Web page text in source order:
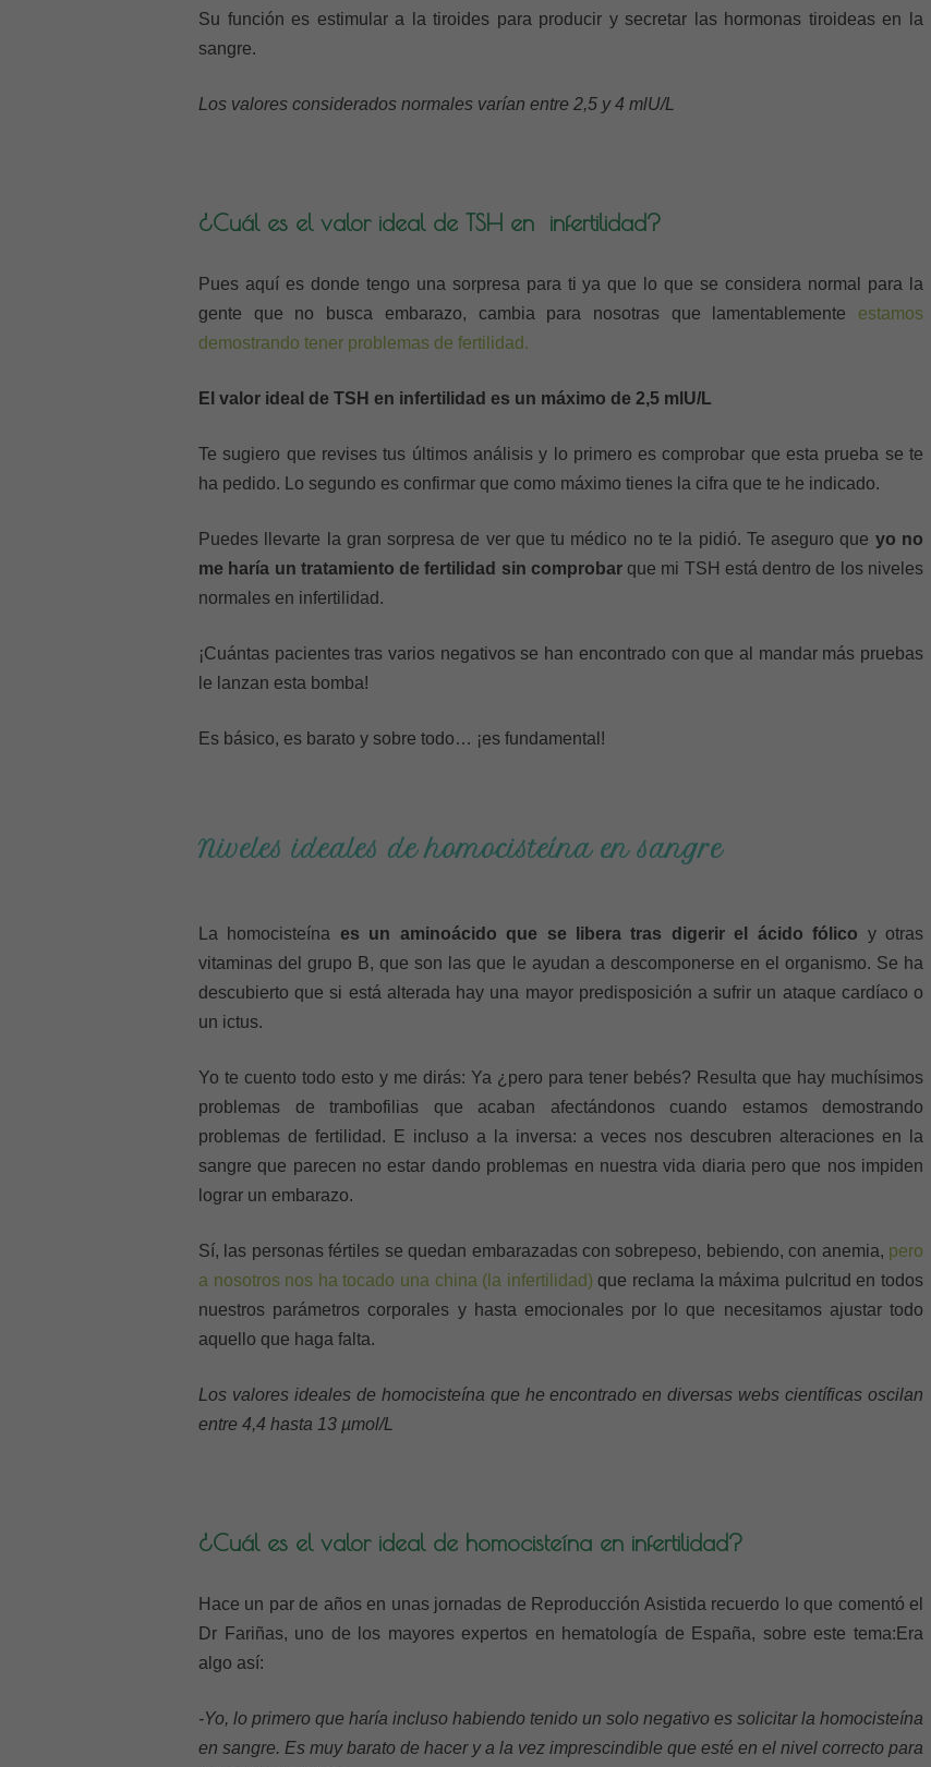
Su función es estimular a la tiroides para producir y secretar las hormonas tiroideas en la
sangre.
Los valores considerados normales varían entre 2,5 y 4 mlU/L
¿Cuál es el valor ideal de TSH en infertilidad?
Pues aquí es donde tengo una sorpresa para ti ya que lo que se considera normal para la
gente que no busca embarazo, cambia para nosotras que lamentablemente estamos
demostrando tener problemas de fertilidad.
El valor ideal de TSH en infertilidad es un máximo de 2,5 mlU/L
Te sugiero que revises tus últimos análisis y lo primero es comprobar que esta prueba se te
ha pedido. Lo segundo es confirmar que como máximo tienes la cifra que te he indicado.
Puedes llevarte la gran sorpresa de ver que tu médico no te la pidió. Te aseguro que yo no
me haría un tratamiento de fertilidad sin comprobarque mi TSH está dentro de los niveles
normales en infertilidad.
¡Cuántas pacientes tras varios negativos se han encontrado con que al mandar más pruebas
le lanzan esta bomba!
Es básico, es barato y sobre todo… ¡es fundamental!
Niveles ideales de homocisteína en sangre
La homocisteína es un aminoácido que se libera tras digerir el ácido fólico y otras
vitaminas del grupo B, que son las que le ayudan a descomponerse en el organismo. Se ha
descubierto que si está alterada hay una mayor predisposición a sufrir un ataque cardíaco o
un ictus.
Yo te cuento todo esto y me dirás: Ya ¿pero para tener bebés? Resulta que hay muchísimos
problemas de trambofilias que acaban afectándonos cuando estamos demostrando
problemas de fertilidad. E incluso a la inversa: a veces nos descubren alteraciones en la
sangre que parecen no estar dando problemas en nuestra vida diaria pero que nos impiden
lograr un embarazo.
Sí, las personas fértiles se quedan embarazadas con sobrepeso, bebiendo, con anemia, pero
a nosotros nos ha tocado una china (la infertilidad) que reclama la máxima pulcritud en todos
nuestros parámetros corporales y hasta emocionales por lo que necesitamos ajustar todo
aquello que haga falta.
Los valores ideales de homocisteína que he encontrado en diversas webs científicas oscilan
entre 4,4 hasta 13 µmol/L
¿Cuál es el valor ideal de homocisteína en infertilidad?
Hace un par de años en unas jornadas de Reproducción Asistida recuerdo lo que comentó el
Dr Fariñas, uno de los mayores expertos en hematología de España, sobre este tema:Era
algo así:
-Yo, lo primero que haría incluso habiendo tenido un solo negativo es solicitar la homocisteína
en sangre. Es muy barato de hacer y a la vez imprescindible que esté en el nivel correcto para